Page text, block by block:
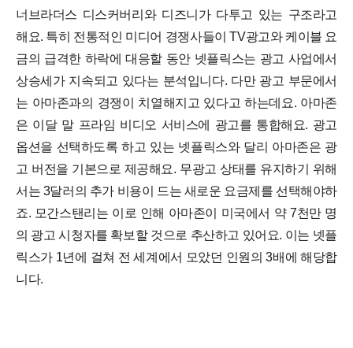
너브라더스 디스커버리와 디즈니가 다투고 있는 구조라고
해요. 특히 전통적인 미디어 경쟁사들이 TV광고와 케이블 요
금의 급격한 하락에 대응할 동안 넷플릭스는 광고 사업에서
상승세가 지속되고 있다는 분석입니다. 다만 광고 부문에서
는 아마존과의 경쟁이 치열해지고 있다고 하는데요. 아마존
은 이달 말 프라임 비디오 서비스에 광고를 통합해요. 광고
옵션을 선택하도록 하고 있는 넷플릭스와 달리 아마존은 광
고 버전을 기본으로 제공해요. 무광고 상태를 유지하기 위해
서는 3달러의 추가 비용이 드는 새로운 요금제를 선택해야하
죠. 모간스탠리는 이로 인해 아마존이 미국에서 약 7천만 명
의 광고 시청자를 확보할 것으로 추산하고 있어요. 이는 넷플
릭스가 1년에 걸쳐 전 세계에서 모았던 인원의 3배에 해당합
니다.